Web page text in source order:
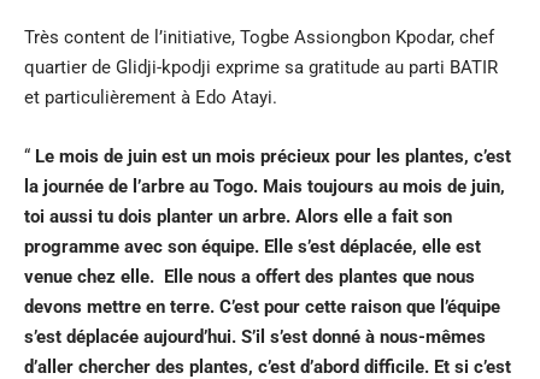
Très content de l’initiative, Togbe Assiongbon Kpodar, chef
quartier de Glidji-kpodji exprime sa gratitude au parti BATIR
et particulièrement à Edo Atayi.
“ Le mois de juin est un mois précieux pour les plantes, c’est
la journée de l’arbre au Togo. Mais toujours au mois de juin,
toi aussi tu dois planter un arbre. Alors elle a fait son
programme avec son équipe. Elle s’est déplacée, elle est
venue chez elle. Elle nous a offert des plantes que nous
devons mettre en terre. C’est pour cette raison que l’équipe
s’est déplacée aujourd’hui. S’il s’est donné à nous-mêmes
d’aller chercher des plantes, c’est d’abord difficile. Et si c’est